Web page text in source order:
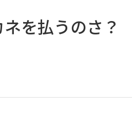
を払うのさ？